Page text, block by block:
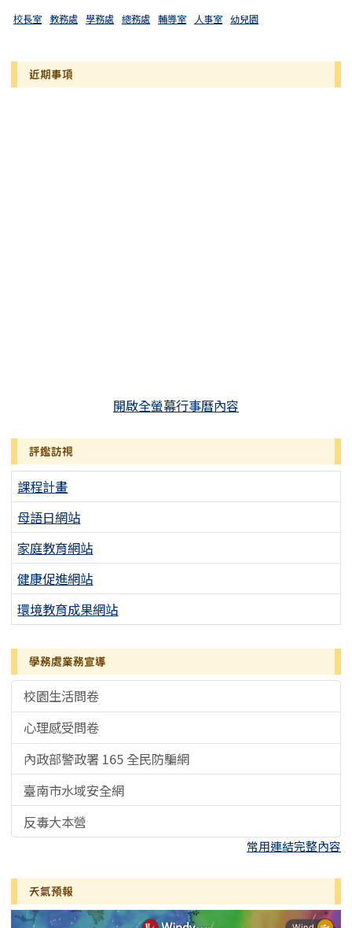
校長室 教務處 學務處 總務處 輔導室 人事室 幼兒園
近期事項
開啟全螢幕行事曆內容
評鑑訪視
課程計畫
母語日網站
家庭教育網站
健康促進網站
環境教育成果網站
學務處業務宣導
校園生活問卷
心理感受問卷
內政部警政署 165 全民防騙網
臺南市水域安全網
反毒大本營
常用連結完整內容
天氣預報